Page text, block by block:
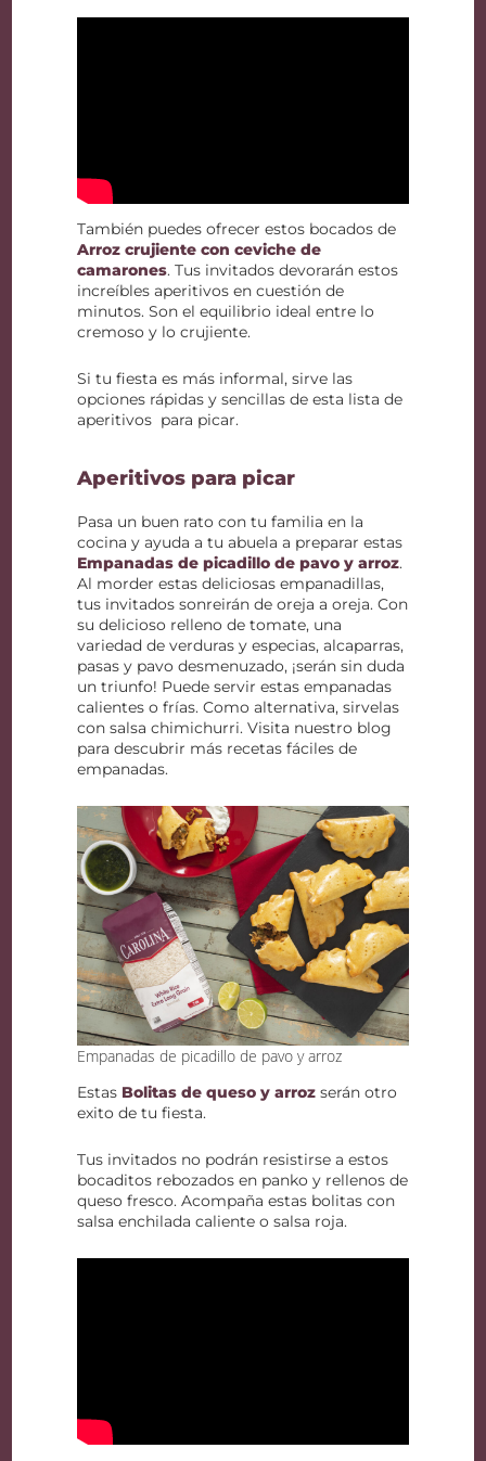
También puedes ofrecer estos bocados de
Arroz crujiente con ceviche de
camarones. Tus invitados devorarán estos
increíbles aperitivos en cuestión de
minutos. Son el equilibrio ideal entre lo
cremoso y lo crujiente.
Si tu fiesta es más informal, sirve las
opciones rápidas y sencillas de esta lista de
aperitivos para picar.
Aperitivos para picar
Pasa un buen rato con tu familia en la
cocina y ayuda a tu abuela a preparar estas
Empanadas de picadillo de pavo y arroz.
Al morder estas deliciosas empanadillas,
tus invitados sonreirán de oreja a oreja. Con
su delicioso relleno de tomate, una
variedad de verduras y especias, alcaparras,
pasas y pavo desmenuzado, ¡serán sin duda
un triunfo! Puede servir estas empanadas
calientes o frías. Como alternativa, sirvelas
con salsa chimichurri. Visita nuestro blog
para descubrir más recetas fáciles de
empanadas.
Empanadas de picadillo de pavo y arroz
Estas Bolitas de queso y arroz serán otro
exito de tu fiesta.
Tus invitados no podrán resistirse a estos
bocaditos rebozados en panko y rellenos de
queso fresco. Acompaña estas bolitas con
salsa enchilada caliente o salsa roja.